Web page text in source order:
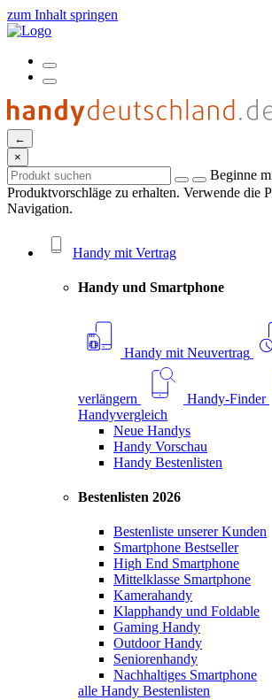
zum Inhalt springen
←
×
Beginne
Produktvorschläge zu erhalten. Verwende die
Navigation.
Handy mit Vertrag
Handy und Smartphone
Handy mit Neuvertrag
verlängern
Handy-Finder
Handyvergleich
Neue Handys
Handy Vorschau
Handy Bestenlisten
Bestenlisten 2026
Bestenliste unserer Kunden
Smartphone Bestseller
High End Smartphone
Mittelklasse Smartphone
Kamerahandy
Klapphandy und Foldable
Gaming Handy
Outdoor Handy
Seniorenhandy
Nachhaltiges Smartphone
alle Handy Bestenlisten